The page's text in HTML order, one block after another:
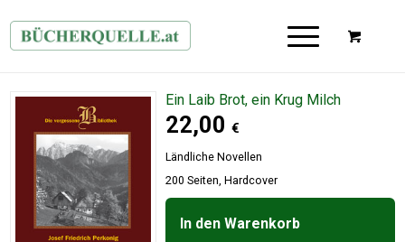
Ein Laib Brot, ein Krug Milch
22,00 €
Ländliche Novellen
200 Seiten, Hardcover
In den Warenkorb